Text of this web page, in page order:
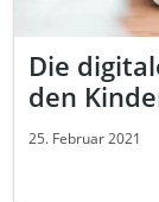
Die
den
25. Februar 2021